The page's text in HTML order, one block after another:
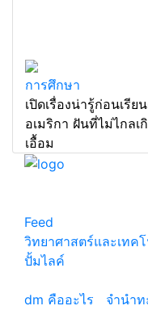
การศึกษา
เปิดเรื่องน่ารู้ก่อนเรีย
อเมริกา ฝันที่ไม่ไกลเ
เอื้อม
Feed
วิทยาศาสตร์และเทค
ปั้มไลค์
dm คืออะไร
จํานํา